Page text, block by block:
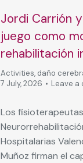
Jordi Carrión
juego como
rehabilitación
Activities, daño
7 July, 2026
Leave a
Los
Hospitalarias
Muñoz firman el